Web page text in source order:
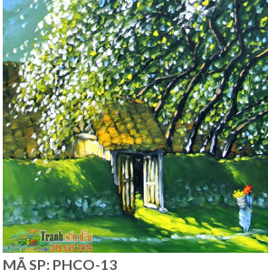
MÃ SP: PHCO-13